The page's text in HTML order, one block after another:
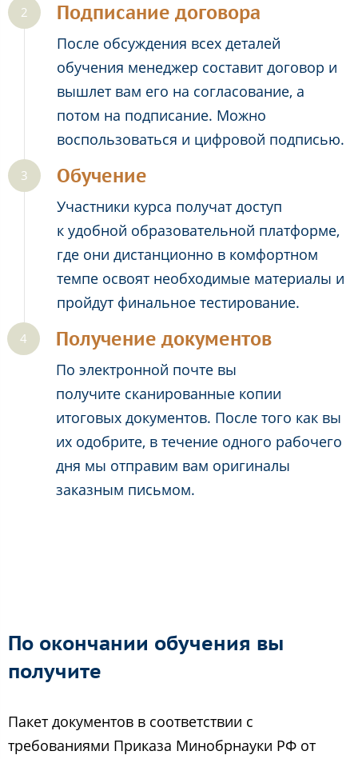
Подписание договора
После обсуждения всех деталей
обучения менеджер составит договор и
вышлет вам его на согласование, а
потом на подписание. Можно
воспользоваться и цифровой подписью.
Обучение
Участники курса получат доступ
к удобной образовательной платформе,
где они дистанционно в комфортном
темпе освоят необходимые материалы и
пройдут финальное тестирование.
Получение документов
По электронной почте вы
получите сканированные копии
итоговых документов. После того как вы
их одобрите, в течение одного рабочего
дня мы отправим вам оригиналы
заказным письмом.
По окончании обучения вы
получите
Пакет документов в соответствии с
требованиями Приказа Минобрнауки РФ от